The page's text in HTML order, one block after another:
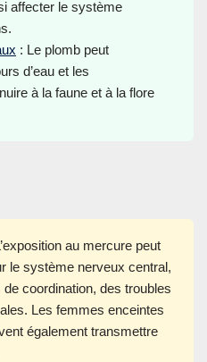
affecter le système
: Le plomb peut
d’eau et les
à la faune et à la flore
au mercure peut
le système nerveux central,
coordination, des troubles
Les femmes enceintes
également transmettre